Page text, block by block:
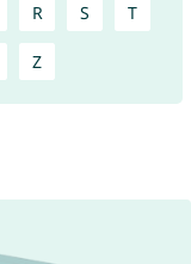
R S T
Z